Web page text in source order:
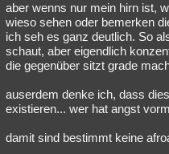
aber wenns nur mein hirn ist,
wieso sehen oder bemerken
ich seh es ganz deutlich. So
schaut, aber eigendlich
die gegenüber sitzt grade
auserdem denke ich, dass
existieren... wer hat angst
damit sind bestimmt keine